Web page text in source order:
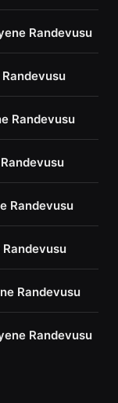
Randevusu
Randevusu
Randevusu
Randevusu
Randevusu